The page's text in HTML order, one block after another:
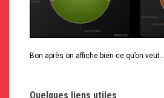
Bon après on affiche bien ce qu’on veut…
Quelques liens utiles